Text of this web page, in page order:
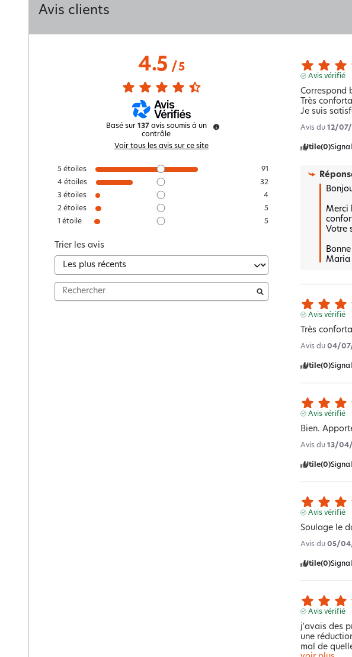
Avis clients
4.5/ 5
Basé sur 137 avis soumis à un
contrôle
Voir tous les avis sur ce site
5 étoiles
91
4 étoiles
32
3 étoiles
4
2 étoiles
5
1 étoile 5
Trier les avis
Avis vérifié
Correspond
Très
Je suis
Avis du12/
Utile(0)
Merci
Votre
Maria
Avis vérifié
Très
Avis du04/
Utile(0)
Avis vérifié
Bien.
Avis du13/
Utile(0)
Avis vérifié
Soulage le
Avis du05/
Utile(0)
Avis vérifié
j'avais des
une
mal de